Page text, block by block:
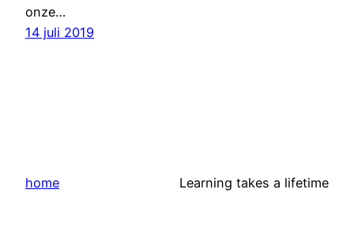
onze…
14 juli 2019
home Learning takes a lifetime